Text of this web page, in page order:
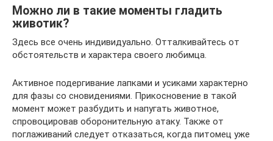
Можно ли в такие моменты гладить
животик?
Здесь все очень индивидуально. Отталкивайтесь от
обстоятельств и характера своего любимца.
Активное подергивание лапками и усиками характерно
для фазы со сновидениями. Прикосновение в такой
момент может разбудить и напугать животное,
спровоцировав оборонительную атаку. Также от
поглаживаний следует отказаться, когда питомец уже